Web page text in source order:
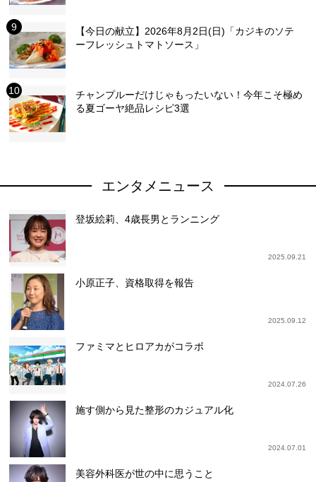
【今日の献立】2026年8月2日(日)「カジキのソテ
ーフレッシュトマトソース」
チャンプルーだけじゃもったいない！今年こそ極め
る夏ゴーヤ絶品レシピ3選
エンタメニュース
登坂絵莉、4歳長男とランニング
2025.09.21
小原正子、資格取得を報告
2025.09.12
ファミマとヒロアカがコラボ
2024.07.26
施す側から見た整形のカジュアル化
2024.07.01
美容外科医が世の中に思うこと